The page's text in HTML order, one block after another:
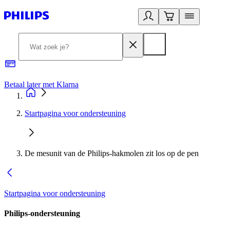
Betaal later met Klarna
Startpagina voor ondersteuning
De mesunit van de Philips-hakmolen zit los op de pen
Startpagina voor ondersteuning
Philips-ondersteuning